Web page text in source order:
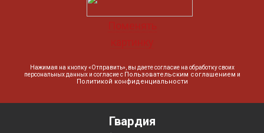
Поменять
картинку
Нажимая на кнопку «Отправить», вы даете согласие на обработку своих
персональных данных и согласие с Пользовательским соглашением и
Политикой конфиденциальности
Гвардия